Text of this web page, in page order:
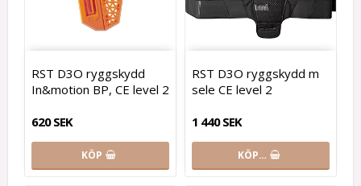
RST D3O ryggskydd
In&motion BP, CE level 2
620 SEK
KÖP
RST D3O ryggskydd m
sele CE level 2
1 440 SEK
KÖP…